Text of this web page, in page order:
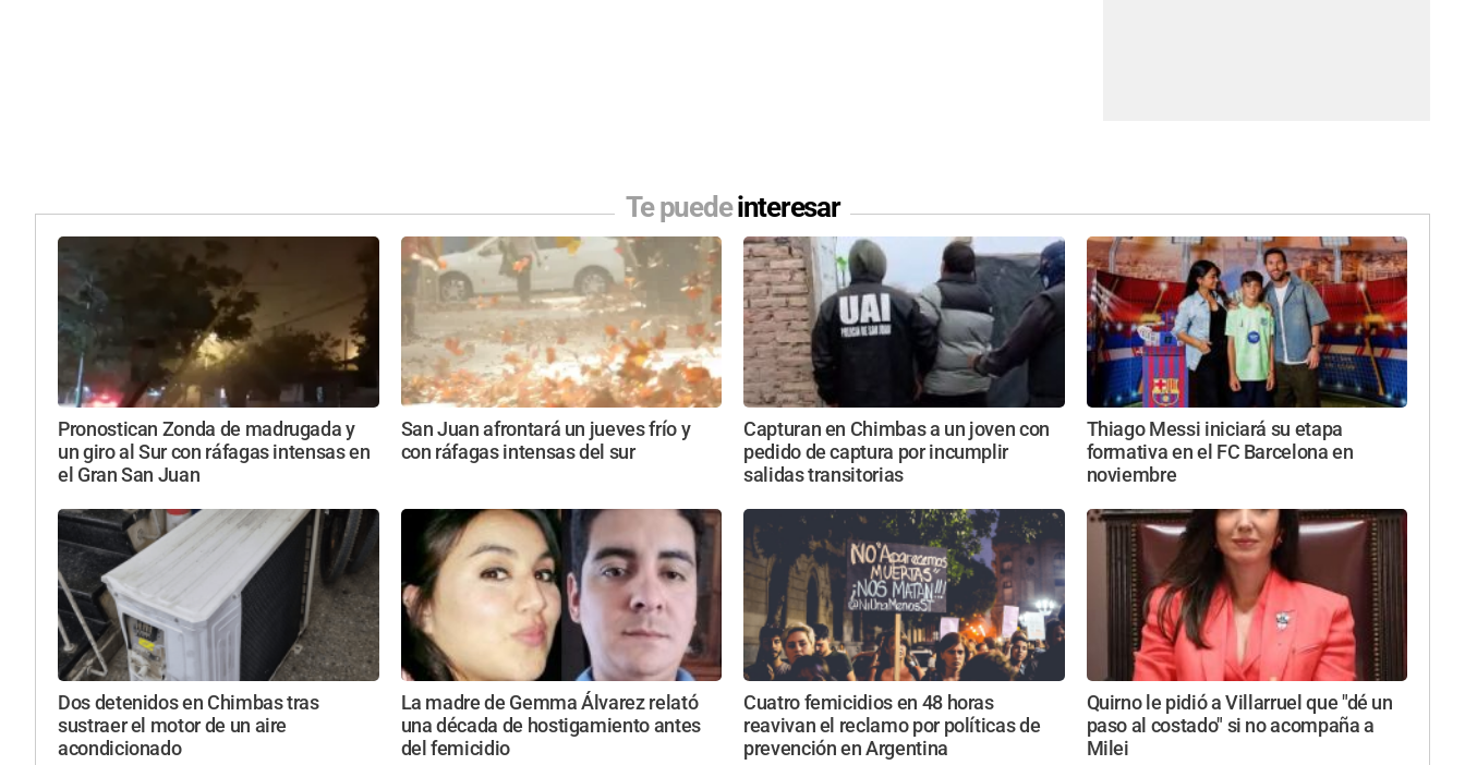
Te puedeinteresar
Pronostican Zonda de madrugada y
un giro al Sur con ráfagas intensas en
el Gran San Juan
San Juan afrontará un jueves frío y
con ráfagas intensas del sur
Capturan en Chimbas a un joven con
pedido de captura por incumplir
salidas transitorias
Thiago Messi iniciará su etapa
formativa en el FC Barcelona en
noviembre
Dos detenidos en Chimbas tras
sustraer el motor de un aire
acondicionado
La madre de Gemma Álvarez relató
una década de hostigamiento antes
del femicidio
Cuatro femicidios en 48 horas
reavivan el reclamo por políticas de
prevención en Argentina
Quirno le pidió a Villarruel que "dé un
paso al costado" si no acompaña a
Milei